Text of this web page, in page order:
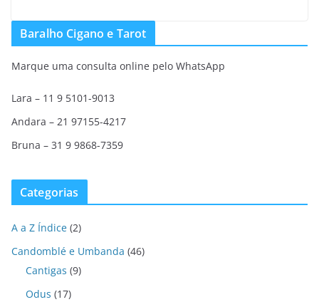
Baralho Cigano e Tarot
Marque uma consulta online pelo WhatsApp
Lara – 11 9 5101-9013
Andara – 21 97155-4217
Bruna – 31 9 9868-7359
Categorias
A a Z Índice (2)
Candomblé e Umbanda (46)
Cantigas (9)
Odus (17)